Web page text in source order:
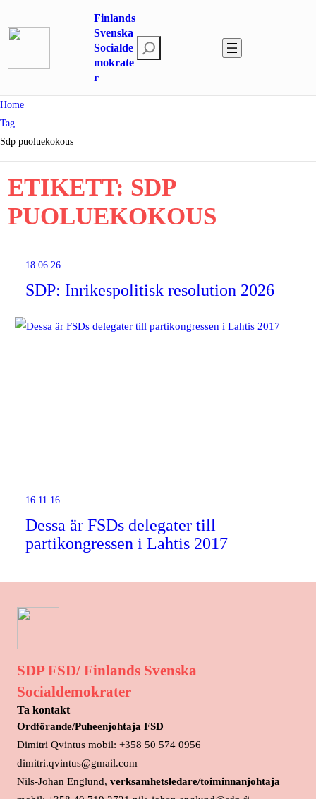
till
Finlands
Svenska
Socialde
mokrate
r
ö
Home
Tag
Sdp puoluekokous
ETIKETT: SDP
PUOLUEKOKOUS
18.06.26
SDP: Inrikespolitisk resolution 2026
16.11.16
Dessa är FSDs delegater till
partikongressen i Lahtis 2017
SDP FSD/ Finlands Svenska
Socialdemokrater
Ta kontakt
Ordförande/Puheenjohtaja FSD
Dimitri Qvintus mobil: +358 50 574 0956
dimitri.qvintus@gmail.com
Nils-Johan Englund, verksamhetsledare/toiminnanjohtaja